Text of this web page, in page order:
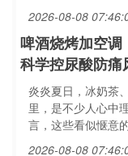
2026-08-08
啤酒烧烤加空
科学控尿酸防痛
炎炎夏日，冰奶茶
里，是不少人心中
言，这些看似惬意
2026-08-08